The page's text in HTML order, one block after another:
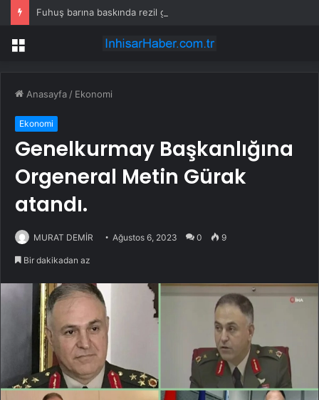
Fuhuş barına baskında rezil görüntüler
Menü
Anasayfa / Ekonomi
Ekonomi
Genelkurmay Başkanlığına
Orgeneral Metin Gürak
atandı.
MURAT DEMİR Ağustos 6, 2023 0 9
Bir dakikadan az